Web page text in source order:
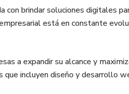
con brindar soluciones digitales
está en constante
a expandir su alcance y
que incluyen diseño y desarrollo